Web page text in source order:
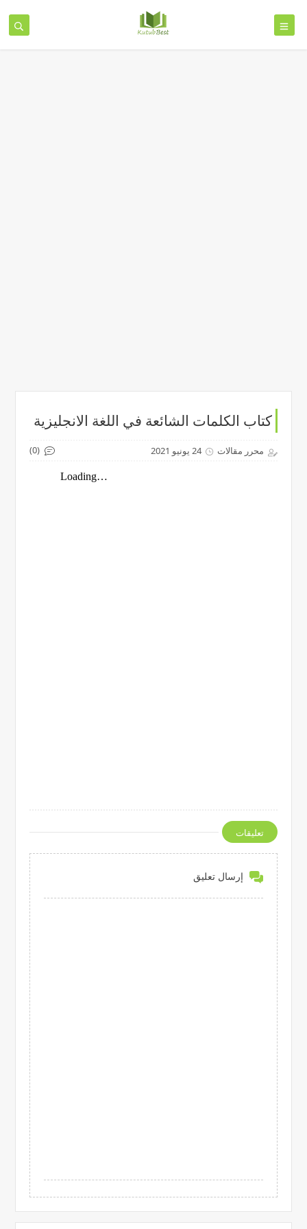
كتاب الكلمات الشائعة في اللغة الانجليزية
محرر مقالات 24 يونيو 2021 (0)
تعليقات
إرسال تعليق